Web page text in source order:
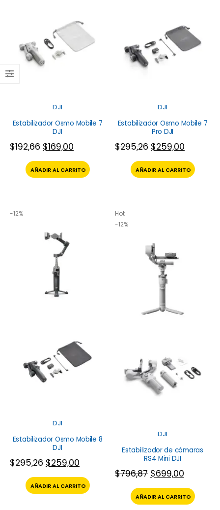
DJI
Estabilizador Osmo Mobile 7
DJI
$192,66 $169,00
AÑADIR AL CARRITO
DJI
Estabilizador Osmo Mobile 7
Pro DJI
$295,26 $259,00
AÑADIR AL CARRITO
-12%
DJI
Estabilizador Osmo Mobile 8
DJI
$295,26 $259,00
AÑADIR AL CARRITO
Hot
-12%
DJI
Estabilizador de cámaras
RS4 Mini DJI
$796,87 $699,00
AÑADIR AL CARRITO